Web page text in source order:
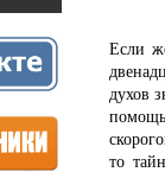
Если
духов
то